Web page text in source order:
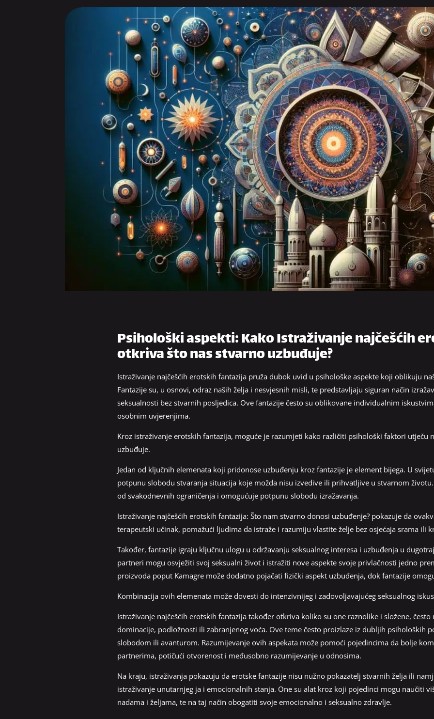
Psihološki aspekti: Kako Istraživanje najčešćih
otkriva što nas stvarno uzbuđuje?
Istraživanje najčešćih erotskih fantazija pruža dubok uvid u psihološke aspekte koji oblikuju
Fantazije su, u osnovi, odraz naših želja i nesvjesnih misli, te predstavljaju siguran način
seksualnosti bez stvarnih posljedica. Ove fantazije često su oblikovane individualnim
osobnim uvjerenjima.
Kroz istraživanje erotskih fantazija, moguće je razumjeti kako različiti psihološki faktori utječu
uzbuđuje.
Jedan od ključnih elemenata koji pridonose uzbuđenju kroz fantazije je element bijega. U
potpunu slobodu stvaranja situacija koje možda nisu izvedive ili prihvatljive u stvarnom
od svakodnevnih ograničenja i omogućuje potpunu slobodu izražavanja.
Istraživanje najčešćih erotskih fantazija: Što nam stvarno donosi uzbuđenje? pokazuje da
terapeutski učinak, pomažući ljudima da istraže i razumiju vlastite želje bez osjećaja srama ili
Također, fantazije igraju ključnu ulogu u održavanju seksualnog interesa i uzbuđenja u
partneri mogu osvježiti svoj seksualni život i istražiti nove aspekte svoje privlačnosti jedno
proizvoda poput Kamagre može dodatno pojačati fizički aspekt uzbuđenja, dok fantazije
Kombinacija ovih elemenata može dovesti do intenzivnijeg i zadovoljavajućeg seksualnog
Istraživanje najčešćih erotskih fantazija također otkriva koliko su one raznolike i složene,
dominacije, podložnosti ili zabranjenog voća. Ove teme često proizlaze iz dubljih psiholoških
slobodom ili avanturom. Razumijevanje ovih aspekata može pomoći pojedincima da bolje
partnerima, potičući otvorenost i međusobno razumijevanje u odnosima.
Na kraju, istraživanja pokazuju da erotske fantazije nisu nužno pokazatelj stvarnih želja ili
istraživanje unutarnjeg ja i emocionalnih stanja. One su alat kroz koji pojedinci mogu naučiti
nadama i željama, te na taj način obogatiti svoje emocionalno i seksualno zdravlje.